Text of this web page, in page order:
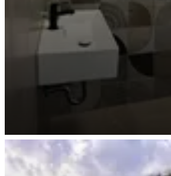
Unisex WC im Erdgeschoss